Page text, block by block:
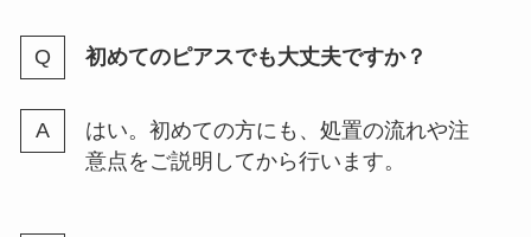
初めてのピアスでも大丈夫ですか？
はい。初めての方にも、処置の流れや注
意点をご説明してから行います。